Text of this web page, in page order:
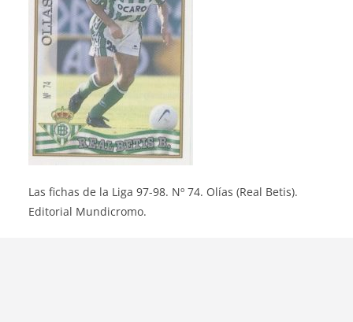
Las fichas de la Liga 97-98. Nº 74. Olías (Real Betis).
Editorial Mundicromo.